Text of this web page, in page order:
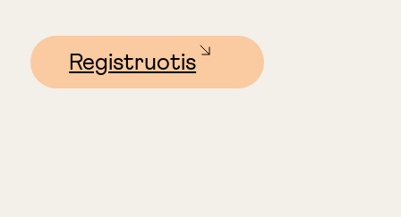
Registruotis